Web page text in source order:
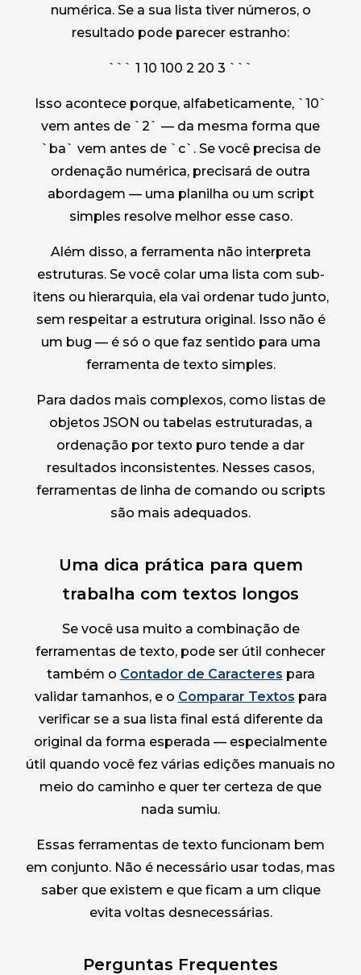
numérica. Se a sua lista tiver números, o
resultado pode parecer estranho:
``` 1 10 100 2 20 3 ```
Isso acontece porque, alfabeticamente, `10`
vem antes de `2` — da mesma forma que
`ba` vem antes de `c`. Se você precisa de
ordenação numérica, precisará de outra
abordagem — uma planilha ou um script
simples resolve melhor esse caso.
Além disso, a ferramenta não interpreta
estruturas. Se você colar uma lista com sub-
itens ou hierarquia, ela vai ordenar tudo junto,
sem respeitar a estrutura original. Isso não é
um bug — é só o que faz sentido para uma
ferramenta de texto simples.
Para dados mais complexos, como listas de
objetos JSON ou tabelas estruturadas, a
ordenação por texto puro tende a dar
resultados inconsistentes. Nesses casos,
ferramentas de linha de comando ou scripts
são mais adequados.
Uma dica prática para quem
trabalha com textos longos
Se você usa muito a combinação de
ferramentas de texto, pode ser útil conhecer
também o Contador de Caracteres para
validar tamanhos, e o Comparar Textos para
verificar se a sua lista final está diferente da
original da forma esperada — especialmente
útil quando você fez várias edições manuais no
meio do caminho e quer ter certeza de que
nada sumiu.
Essas ferramentas de texto funcionam bem
em conjunto. Não é necessário usar todas, mas
saber que existem e que ficam a um clique
evita voltas desnecessárias.
Perguntas Frequentes